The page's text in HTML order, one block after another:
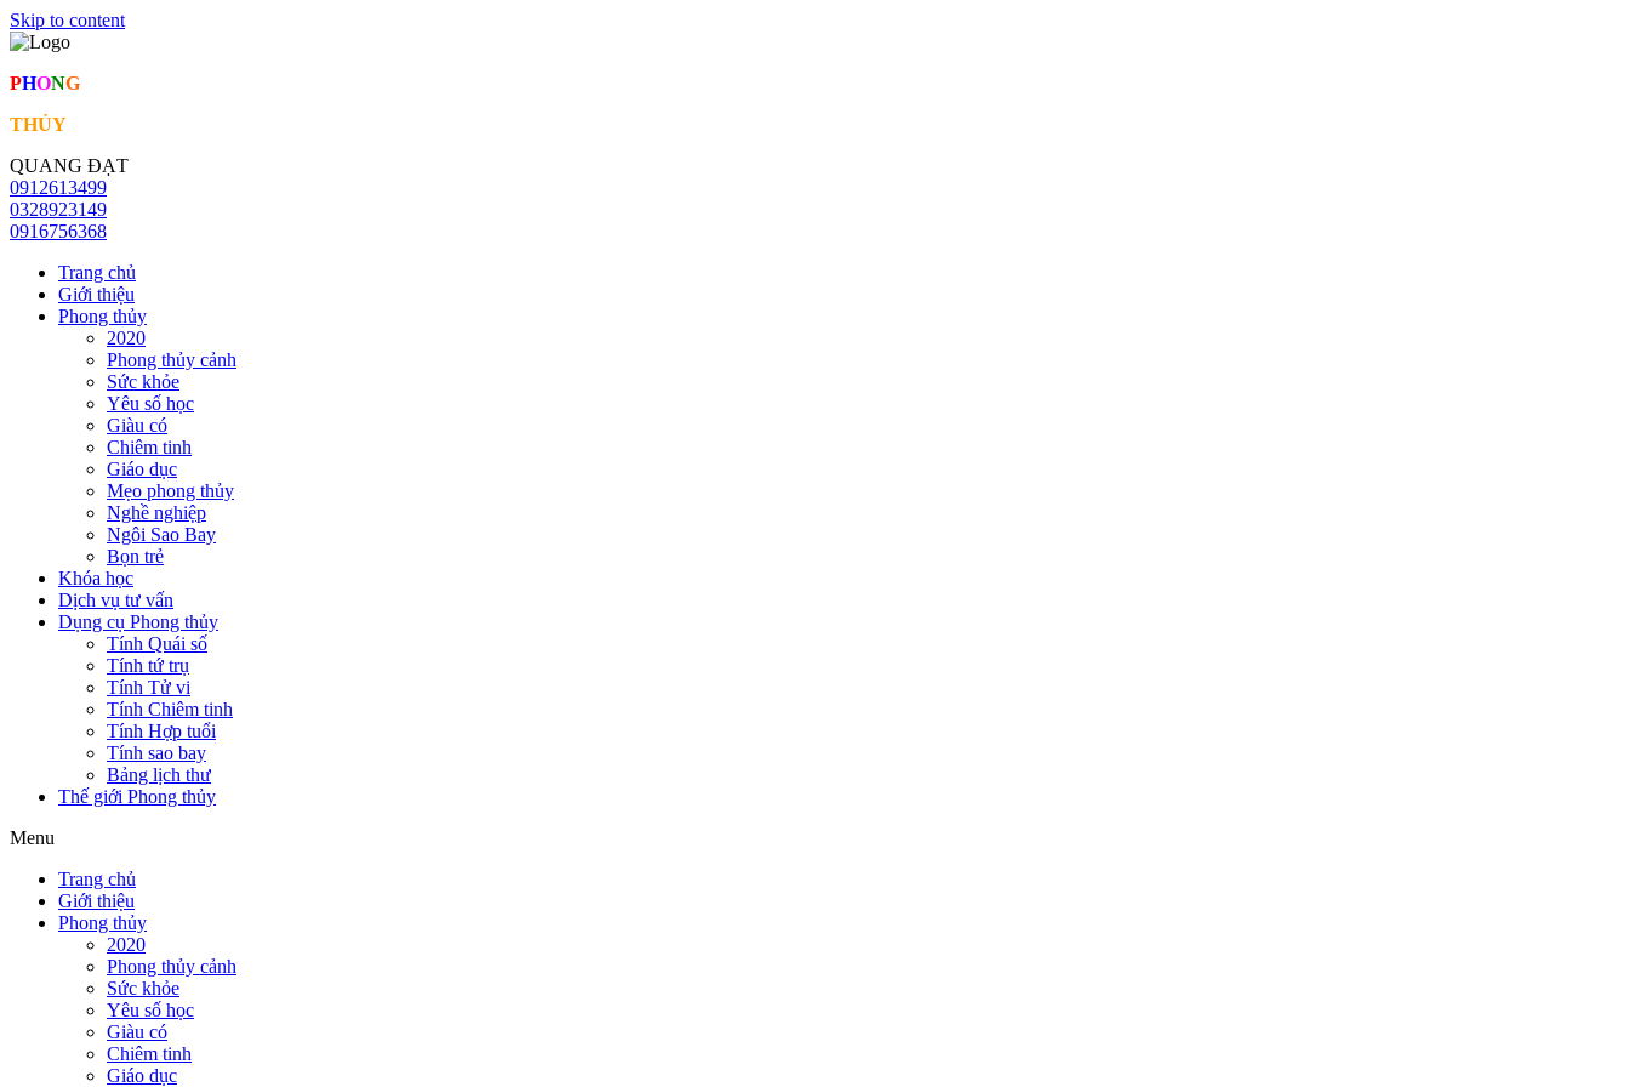
Skip to content
PHONG
THỦY
QUANG ĐẠT
0912613499
0328923149
0916756368
Trang chủ
Giới thiệu
Phong thủy
2020
Phong thủy cảnh
Sức khỏe
Yêu số học
Giàu có
Chiêm tinh
Giáo dục
Mẹo phong thủy
Nghề nghiệp
Ngôi Sao Bay
Bọn trẻ
Khóa học
Dịch vụ tư vấn
Dụng cụ Phong thủy
Tính Quái số
Tính tứ trụ
Tính Tử vi
Tính Chiêm tinh
Tính Hợp tuổi
Tính sao bay
Bảng lịch thư
Thế giới Phong thủy
Menu
Trang chủ
Giới thiệu
Phong thủy
2020
Phong thủy cảnh
Sức khỏe
Yêu số học
Giàu có
Chiêm tinh
Giáo dục